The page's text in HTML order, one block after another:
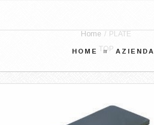
HOME AZIENDA
Home / PLATE
TOP